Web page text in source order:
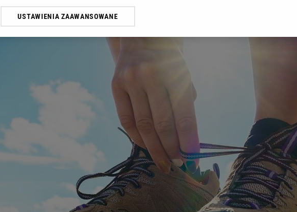
Klikając „Akceptuję” wyrażasz też zgodę na zainstalowanie i przechowywanie plików cookie
dotyczące plików cookie, wywołując narzędzie do zarządzania twoimi preferencjami dot.
odnośnik „Ustawienia prywatności ” w stopce serwisu i przechodząc do „Ustawień
plików cookie możliwa jest także za pomocą ustawień przeglądarki.
My, nasi Zaufani Partnerzy i Agora S.A. możemy przetwarzać dane osobowe w następujących
Użycie dokładnych danych geolokalizacyjnych. Aktywne skanowanie charakterystyki
Przechowywanie informacji na urządzeniu lub dostęp do nich. Spersonalizowane reklamy i
badnie odbiorców i ulepszanie usług.Lista Zaufanych Partnerów
USTAWIENIA ZAAWANSOWANE